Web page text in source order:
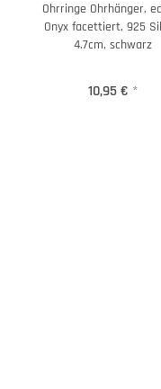
Ohrringe Ohrhänger,
Onyx facettiert, 925
4.7cm, schwarz
10,95 € *